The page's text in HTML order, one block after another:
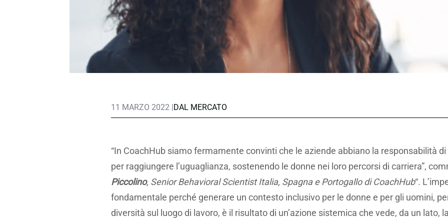
11 MARZO 2022 |DAL MERCATO
“In CoachHub siamo fermamente convinti che le aziende abbiano la responsabilità
per raggiungere l’uguaglianza, sostenendo le donne nei loro percorsi di carriera”,
Piccolino, Senior Behavioral Scientist Italia, Spagna e Portogallo di CoachHub“.
fondamentale perché generare un contesto inclusivo per le donne e per gli uomini,
diversità sul luogo di lavoro, è il risultato di un’azione sistemica che vede, da un lato,